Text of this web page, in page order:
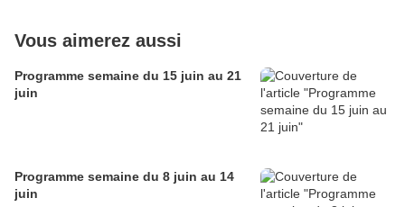
Vous aimerez aussi
Programme semaine du 15 juin au 21
juin
Programme semaine du 8 juin au 14
juin